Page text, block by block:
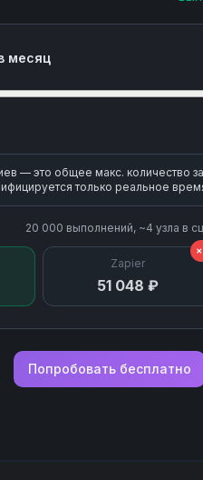
месяц
— это общее макс. количество
только реальное
20 000 выполнений, ~4 узла в
Zapier
51 048 ₽
Попробовать бесплатно